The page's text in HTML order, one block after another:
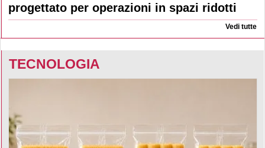
progettato per operazioni in spazi ridotti
Vedi tutte
TECNOLOGIA